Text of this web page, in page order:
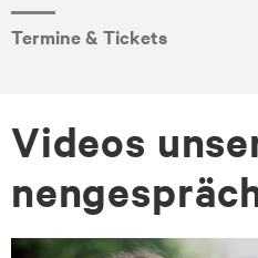
Termine & Tickets
Vi­de­os